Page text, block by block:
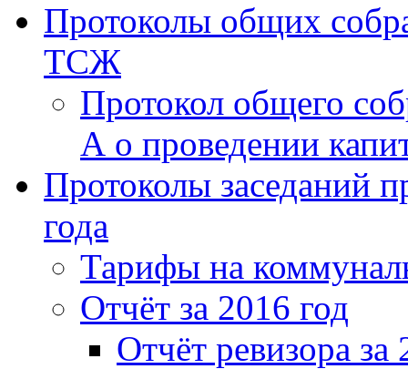
Протоколы общих
ТСЖ
Протокол общего
А о проведении
Протоколы заседаний
года
Тарифы на
Отчёт за 2016 год
Отчёт ревизора за